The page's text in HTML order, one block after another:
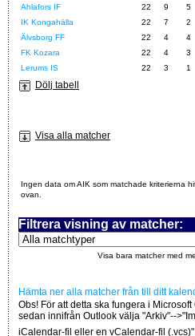
Ahlafors IF
22 9 5
IK Kongahälla
22 7 2
Älvsborg FF
22 4 4
FK Kozara
22 4 3
Lerums IS
22 3 1
Dölj tabell
Visa alla matcher
Ingen data om AIK som matchade kriterierna
ovan.
Filtrera visning av matcher:
Visa bara matcher med
Hämta ner alla matcher från till ditt
Obs! För att detta ska fungera i
sedan innifrån Outlook välja "Arkiv"--
iCalendar-fil eller en vCalendar-fil (.vcs)"